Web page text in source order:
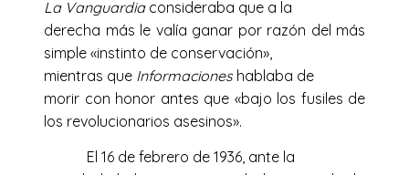
La Vanguardiaconsideraba que a la
derecha más le valía ganar por razón del más
simple «instinto de conservación»,
mientras que Informacioneshablaba de
morir con honor antes que «bajo los fusiles de
los revolucionarios asesinos».
El 16 de febrero de 1936, ante la